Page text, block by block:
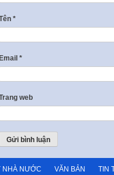
*
Email *
web
NHÀ NƯỚC VĂN BẢN TIN